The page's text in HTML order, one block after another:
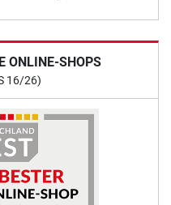
ONLINE-SHOPS
16/26)